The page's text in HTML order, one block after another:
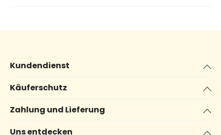
Kundendienst
Käuferschutz
Zahlung und Lieferung
Uns entdecken